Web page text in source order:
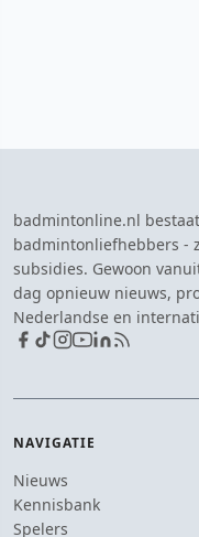
badmintonline.nl
badmintonliefhebbers -
subsidies. Gewoon
dag opnieuw nieuws,
Nederlandse en
NAVIGATIE
Nieuws
Kennisbank
Spelers